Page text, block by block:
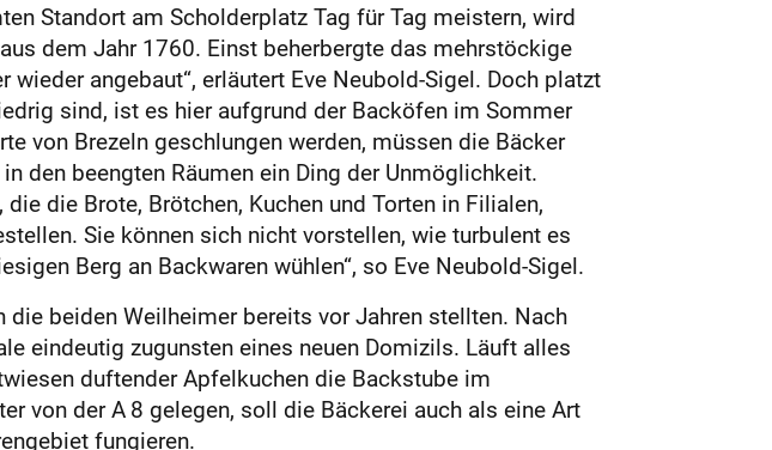
Standort am Scholderplatz Tag für Tag meistern, wird
dem Jahr 1760. Einst beherbergte das mehrstöckige
angebaut“, erläutert Eve Neubold-Sigel. Doch platzt
sind, ist es hier aufgrund der Backöfen im Sommer
von Brezeln geschlungen werden, müssen die Bäcker
den beengten Räumen ein Ding der Unmöglichkeit.
die Brote, Brötchen, Kuchen und Torten in Filialen,
Sie können sich nicht vorstellen, wie turbulent es
Berg an Backwaren wühlen“, so Eve Neubold-Sigel.
beiden Weilheimer bereits vor Jahren stellten. Nach
eindeutig zugunsten eines neuen Domizils. Läuft alles
duftender Apfelkuchen die Backstube im
von der A 8 gelegen, soll die Bäckerei auch als eine Art
fungieren.